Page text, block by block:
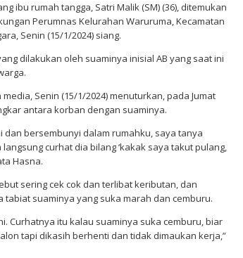
ibu rumah tangga, Satri Malik (SM) (36), ditemukan
Perumnas Kelurahan Waruruma, Kecamatan
Senin (15/1/2024) siang.
dilakukan oleh suaminya inisial AB yang saat ini
Senin (15/1/2024) menuturkan, pada Jumat
antara korban dengan suaminya.
dan bersembunyi dalam rumahku, saya tanya
curhat dia bilang ‘kakak saya takut pulang,
Hasna.
sering cek cok dan terlibat keributan, dan
suaminya yang suka marah dan cemburu.
Curhatnya itu kalau suaminya suka cemburu, biar
tapi dikasih berhenti dan tidak dimaukan kerja,”